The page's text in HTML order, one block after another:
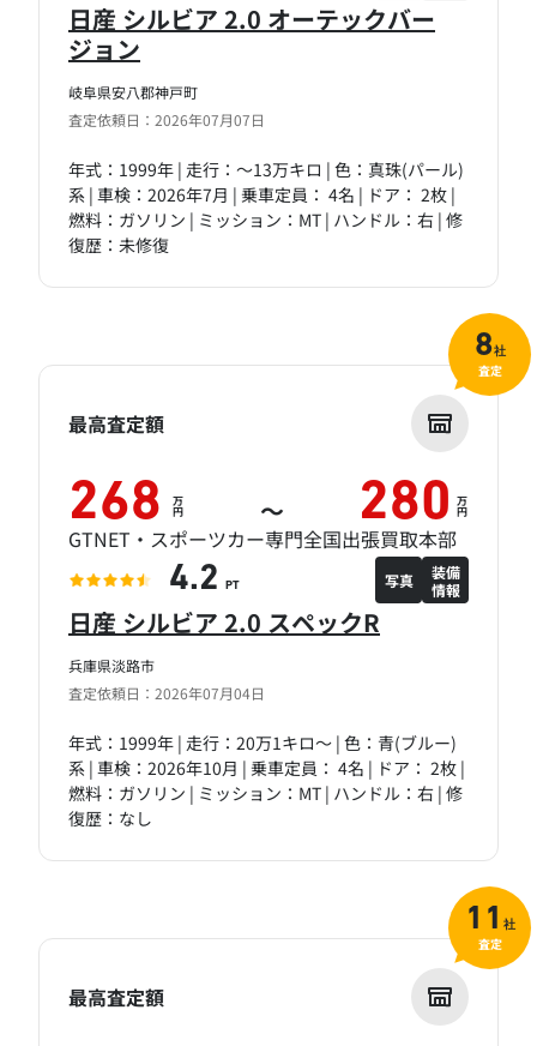
岐阜県安八郡神戸町
査定依頼日：2026年07月07日
日産 シルビア 2.0 オーテックバー
ジョン
年式：1999年 | 走行：～13万キロ | 色：真珠(パール)
系 | 車検：2026年7月 | 乗車定員： 4名 | ドア： 2枚 |
燃料：ガソリン | ミッション：MT | ハンドル：右 | 修
復歴：未修復
兵庫県淡路市
査定依頼日：2026年07月04日
日産 シルビア 2.0 スペックR
年式：1999年 | 走行：20万1キロ～ | 色：青(ブルー)
系 | 車検：2026年10月 | 乗車定員： 4名 | ドア： 2枚 |
燃料：ガソリン | ミッション：MT | ハンドル：右 | 修
復歴：なし
最高査定額
268 万
円 ～ 280 万
円
GTNET・スポーツカー専門全国出張買取本部
4.2 PT 写真
装備
情報
8社
査定
最高査定額
11 社
査定